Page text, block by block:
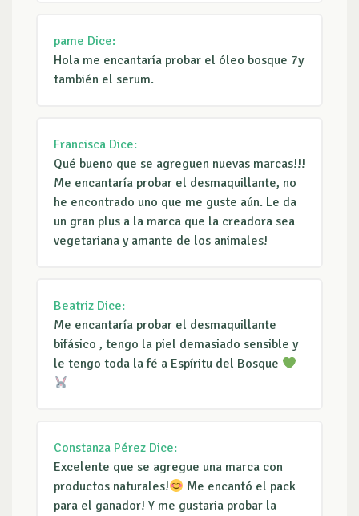
pame Dice:
Hola me encantaría probar el óleo bosque 7y
también el serum.
Francisca Dice:
Qué bueno que se agreguen nuevas marcas!!!
Me encantaría probar el desmaquillante, no
he encontrado uno que me guste aún. Le da
un gran plus a la marca que la creadora sea
vegetariana y amante de los animales!
Beatriz Dice:
Me encantaría probar el desmaquillante
bifásico , tengo la piel demasiado sensible y
le tengo toda la fé a Espíritu del Bosque
Constanza Pérez Dice:
Excelente que se agregue una marca con
productos naturales!
Me encantó el pack
para el ganador! Y me gustaria probar la